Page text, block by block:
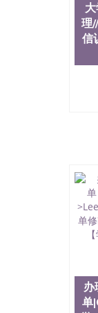
理
信
办
单